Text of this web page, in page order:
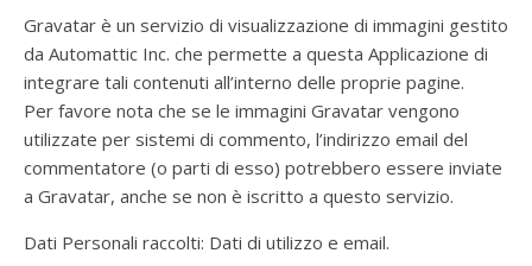
Gravatar è un servizio di visualizzazione di immagini gestito
da Automattic Inc. che permette a questa Applicazione di
integrare tali contenuti all’interno delle proprie pagine.
Per favore nota che se le immagini Gravatar vengono
utilizzate per sistemi di commento, l’indirizzo email del
commentatore (o parti di esso) potrebbero essere inviate
a Gravatar, anche se non è iscritto a questo servizio.
Dati Personali raccolti: Dati di utilizzo e email.